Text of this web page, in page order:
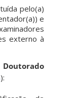
pelo(a)
e
externo à
):